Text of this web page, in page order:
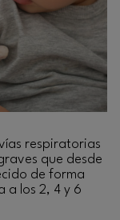
respiratorias
que desde
de forma
a los 2, 4 y 6